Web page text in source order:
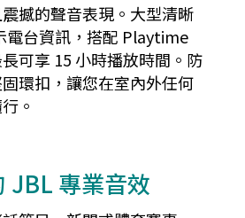
撼的聲音表現。大型清晰
電台資訊，搭配 Playtime
可享 15 小時播放時間。防
環扣，讓您在室內外任何
。
JBL 專業音效